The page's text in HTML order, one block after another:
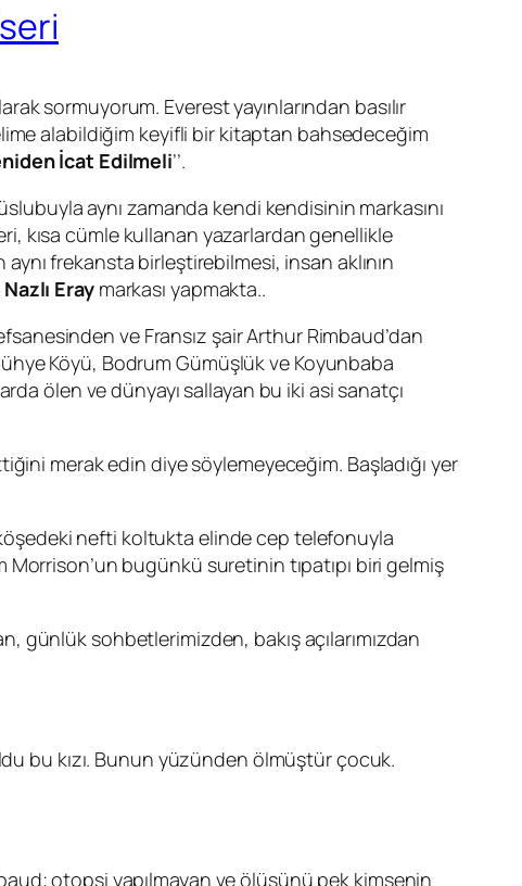
sormuyorum. Everest yayınlarından basılır
alabildiğim keyifli bir kitaptan bahsedeceğim
İcat Edilmeli’’.
aynı zamanda kendi kendisinin markasını
kısa cümle kullanan yazarlardan genellikle
frekansta birleştirebilmesi, insan aklının
Nazlı Eraymarkası yapmakta..
ve Fransız şairArthur Rimbaud’dan
Köyü, Bodrum Gümüşlük ve Koyunbaba
ölen ve dünyayı sallayan bu iki asi sanatçı
merak edin diye söylemeyeceğim. Başladığı yer
nefti koltukta elinde cep telefonuyla
Morrison’un bugünkü suretinin tıpatıpı biri gelmiş
günlük sohbetlerimizden, bakış açılarımızdan
bu kızı. Bunun yüzünden ölmüştür çocuk.
; otopsi yapılmayan ve ölüsünü pek kimsenin